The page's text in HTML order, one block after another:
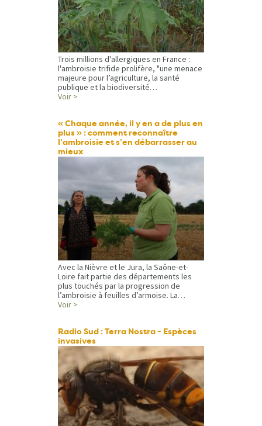
Trois millions d'allergiques en France :
l'ambroisie trifide prolifère, "une menace
majeure pour l’agriculture, la santé
publique et la biodiversité…
Voir >
« Chaque année, il y en a de plus en
plus » : comment reconnaître
l’ambroisie et s’en débarrasser au
mieux
Avec la Nièvre et le Jura, la Saône-et-
Loire fait partie des départements les
plus touchés par la progression de
l’ambroisie à feuilles d’armoise. La…
Voir >
Radio Sud : Terra Nostra - Espèces
invasives